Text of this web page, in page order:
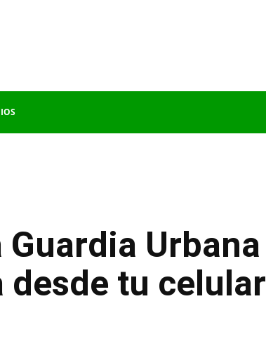
Urbana
desde tu celular